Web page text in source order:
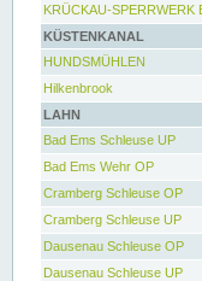
KRÜCKAU-SPERRWERK
KÜSTENKANAL
HUNDSMÜHLEN
Hilkenbrook
LAHN
Bad Ems Schleuse UP
Bad Ems Wehr OP
Cramberg Schleuse OP
Cramberg Schleuse UP
Dausenau Schleuse OP
Dausenau Schleuse UP